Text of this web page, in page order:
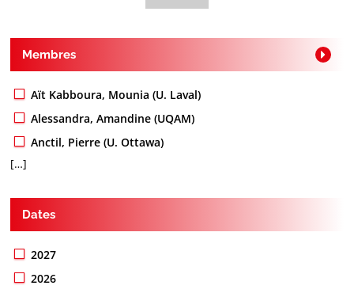
Membres
Aït Kabboura, Mounia (U. Laval)
Alessandra, Amandine (UQAM)
Anctil, Pierre (U. Ottawa)
[…]
Dates
2027
2026